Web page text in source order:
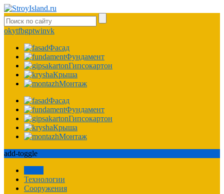
okytfbgptwinvk
Фасад
Фундамент
Гипсокартон
Крыша
Монтаж
Фасад
Фундамент
Гипсокартон
Крыша
Монтаж
add-toggle
Технологии
Сооружения